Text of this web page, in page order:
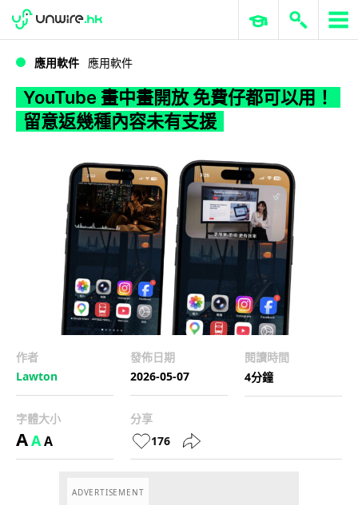
WWDC 2026 ERP 與商業 AI
應用軟件 應用軟件
YouTube 畫中畫開放 免費仔都可以用！
留意返幾種內容未有支援
作者
Lawton
發佈日期
2026-05-07
閱讀時間
4分鐘
字體大小
AAA
分享
176
ADVERTISEMENT